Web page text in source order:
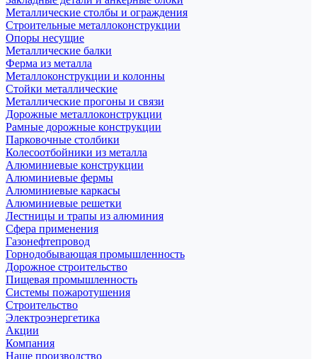
Металлические столбы и ограждения
Строительные металлоконструкции
Опоры несущие
Металлические балки
Ферма из металла
Металлоконструкции и колонны
Стойки металлические
Металлические прогоны и связи
Дорожные металлоконструкции
Рамные дорожные конструкции
Парковочные столбики
Колесоотбойники из металла
Алюминиевые конструкции
Алюминиевые фермы
Алюминиевые каркасы
Алюминиевые решетки
Лестницы и трапы из алюминия
Сфера применения
Газонефтепровод
Горнодобывающая промышленность
Дорожное строительство
Пищевая промышленность
Системы пожаротушения
Строительство
Электроэнергетика
Акции
Компания
Наше производство